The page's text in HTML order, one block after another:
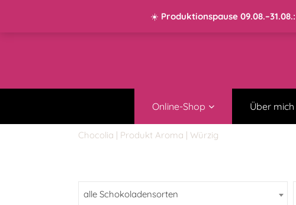
☀️ Produktionspause 09.08.–31.08.:
0,00 €
Online-Shop Über mich
Chocolia | Produkt Aroma | Würzig